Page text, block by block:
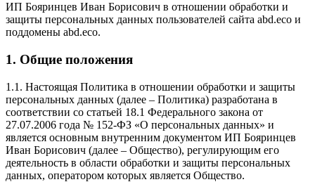
ИП Бояринцев Иван Борисович в отношении обработки и
защиты персональных данных пользователей сайта abd.eco и
поддомены abd.eco.
1. Общие положения
1.1. Настоящая Политика в отношении обработки и защиты
персональных данных (далее – Политика) разработана в
соответствии со статьей 18.1 Федерального закона от
27.07.2006 года № 152-ФЗ «О персональных данных» и
является основным внутренним документом ИП Бояринцев
Иван Борисович (далее – Общество), регулирующим его
деятельность в области обработки и защиты персональных
данных, оператором которых является Общество.